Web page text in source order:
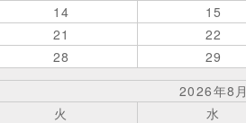
14 15
21 22
28 29
2026年8月
火 水